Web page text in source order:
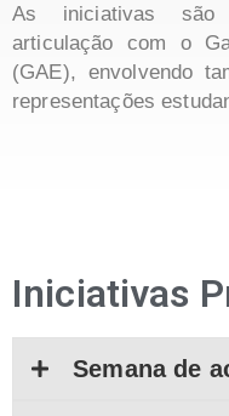
As iniciativas são
articulação com o
(GAE), envolvendo
representações
Iniciativas
Semana de